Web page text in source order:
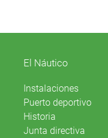
El Náutico
Instalaciones
Puerto deportivo
Historia
Junta directiva